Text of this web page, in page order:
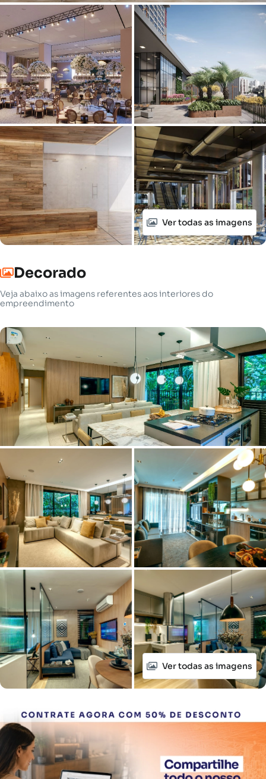
Ver todas as imagens
Decorado
Veja abaixo as imagens referentes aos interiores do
empreendimento
Ver todas as imagens